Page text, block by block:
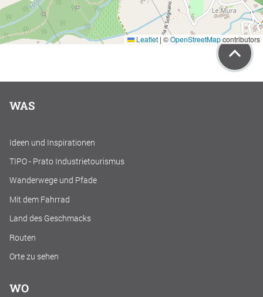
Leaflet | ©OpenStreetMapcontributors
WAS
Ideen und Inspirationen
TIPO - Prato Industrietourismus
Wanderwege und Pfade
Mit dem Fahrrad
Land des Geschmacks
Routen
Orte zu sehen
WO